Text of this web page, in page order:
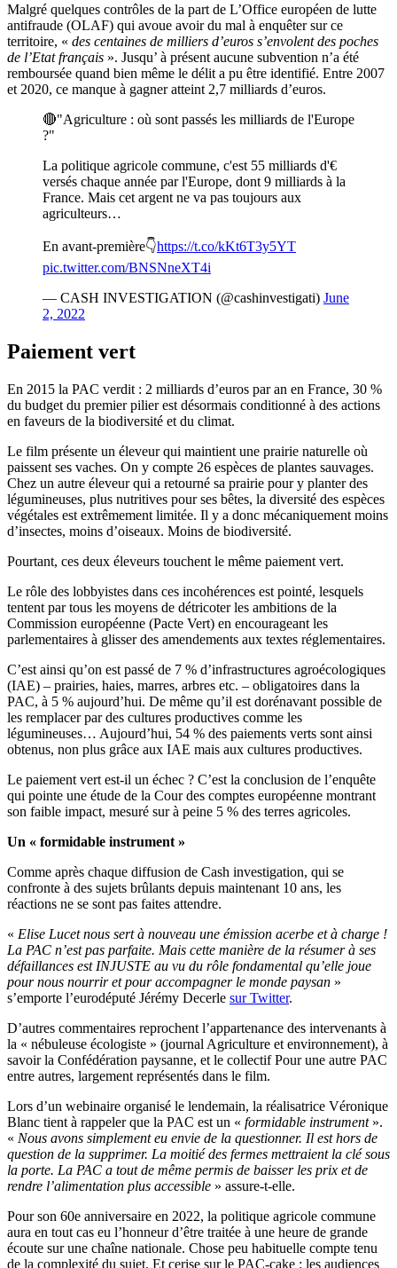
Malgré quelques contrôles de la part de L’Office européen de lutte
antifraude (OLAF) qui avoue avoir du mal à enquêter sur ce
territoire, « des centaines de milliers d’euros s’envolent des poches
de l’Etat français ». Jusqu’ à présent aucune subvention n’a été
remboursée quand bien même le délit a pu être identifié. Entre 2007
et 2020, ce manque à gagner atteint 2,7 milliards d’euros.
🔴"Agriculture : où sont passés les milliards de l'Europe
?"
La politique agricole commune, c'est 55 milliards d'€
versés chaque année par l'Europe, dont 9 milliards à la
France. Mais cet argent ne va pas toujours aux
agriculteurs…
En avant-première👇https://t.co/kKt6T3y5YT
pic.twitter.com/BNSNneXT4i
— CASH INVESTIGATION (@cashinvestigati) June
2, 2022
Paiement vert
En 2015 la PAC verdit : 2 milliards d’euros par an en France, 30 %
du budget du premier pilier est désormais conditionné à des actions
en faveurs de la biodiversité et du climat.
Le film présente un éleveur qui maintient une prairie naturelle où
paissent ses vaches. On y compte 26 espèces de plantes sauvages.
Chez un autre éleveur qui a retourné sa prairie pour y planter des
légumineuses, plus nutritives pour ses bêtes, la diversité des espèces
végétales est extrêmement limitée. Il y a donc mécaniquement moins
d’insectes, moins d’oiseaux. Moins de biodiversité.
Pourtant, ces deux éleveurs touchent le même paiement vert.
Le rôle des lobbyistes dans ces incohérences est pointé, lesquels
tentent par tous les moyens de détricoter les ambitions de la
Commission européenne (Pacte Vert) en encourageant les
parlementaires à glisser des amendements aux textes réglementaires.
C’est ainsi qu’on est passé de 7 % d’infrastructures agroécologiques
(IAE) – prairies, haies, marres, arbres etc. – obligatoires dans la
PAC, à 5 % aujourd’hui. De même qu’il est dorénavant possible de
les remplacer par des cultures productives comme les
légumineuses… Aujourd’hui, 54 % des paiements verts sont ainsi
obtenus, non plus grâce aux IAE mais aux cultures productives.
Le paiement vert est-il un échec ? C’est la conclusion de l’enquête
qui pointe une étude de la Cour des comptes européenne montrant
son faible impact, mesuré sur à peine 5 % des terres agricoles.
Un « formidable instrument »
Comme après chaque diffusion de Cash investigation, qui se
confronte à des sujets brûlants depuis maintenant 10 ans, les
réactions ne se sont pas faites attendre.
« Elise Lucet nous sert à nouveau une émission acerbe et à charge !
La PAC n’est pas parfaite. Mais cette manière de la résumer à ses
défaillances est INJUSTE au vu du rôle fondamental qu’elle joue
pour nous nourrir et pour accompagner le monde paysan »
s’emporte l’eurodéputé Jérémy Decerle sur Twitter.
D’autres commentaires reprochent l’appartenance des intervenants à
la « nébuleuse écologiste » (journal Agriculture et environnement), à
savoir la Confédération paysanne, et le collectif Pour une autre PAC
entre autres, largement représentés dans le film.
Lors d’un webinaire organisé le lendemain, la réalisatrice Véronique
Blanc tient à rappeler que la PAC est un « formidable instrument».
« Nous avons simplement eu envie de la questionner. Il est hors de
question de la supprimer. La moitié des fermes mettraient la clé sous
la porte. La PAC a tout de même permis de baisser les prix et de
rendre l’alimentation plus accessible » assure-t-elle.
Pour son 60e anniversaire en 2022, la politique agricole commune
aura en tout cas eu l’honneur d’être traitée à une heure de grande
écoute sur une chaîne nationale. Chose peu habituelle compte tenu
de la complexité du sujet. Et cerise sur le PAC-cake : les audiences